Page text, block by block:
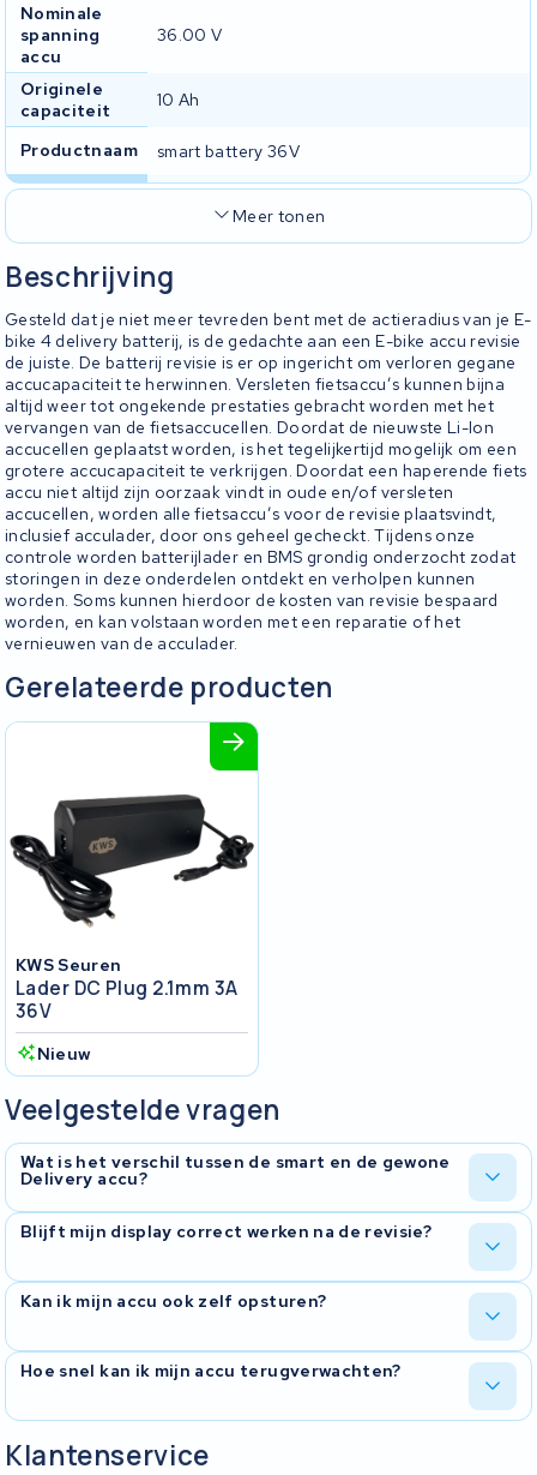
Beschrijving
Gesteld dat je niet meer tevreden bent met de actieradius van je E-
bike 4 delivery batterij, is de gedachte aan een E-bike accu revisie
de juiste. De batterij revisie is er op ingericht om verloren gegane
accucapaciteit te herwinnen. Versleten fietsaccu’s kunnen bijna
altijd weer tot ongekende prestaties gebracht worden met het
vervangen van de fietsaccucellen. Doordat de nieuwste Li-Ion
accucellen geplaatst worden, is het tegelijkertijd mogelijk om een
grotere accucapaciteit te verkrijgen. Doordat een haperende fiets
accu niet altijd zijn oorzaak vindt in oude en/of versleten
accucellen, worden alle fietsaccu’s voor de revisie plaatsvindt,
inclusief acculader, door ons geheel gecheckt. Tijdens onze
controle worden batterijlader en BMS grondig onderzocht zodat
storingen in deze onderdelen ontdekt en verholpen kunnen
worden. Soms kunnen hierdoor de kosten van revisie bespaard
worden, en kan volstaan worden met een reparatie of het
vernieuwen van de acculader.
Nominale
spanning
accu
36.00 V
Originele
capaciteit
10 Ah
Productnaam smart battery 36V
Meer tonen
Gerelateerde producten
KWS Seuren
Lader DC Plug 2.1mm 3A
36V
Nieuw
Veelgestelde vragen
Wat is het verschil tussen de smart en de gewone
Delivery accu?
De smart-variant heeft een uitgebreider
batterijmanagementsysteem dat gedetailleerde informatie deelt
met je fietsdisplay. Je ziet meer over restcapaciteit en celstatus.
De gewone variant heeft een eenvoudiger BMS met basisfuncties.
Blijft mijn display correct werken na de revisie?
Ja. We vervangen alleen de cellen en behouden het originele
communicatie met je display volledig intact na de revisie.
Kan ik mijn accu ook zelf opsturen?
Zeker. In België is het ophalen en terugbrengen gratis, maar als je
liever zelf verstuurt kan dat ook. Neem contact met ons op voor
de verzendgegevens en verpakkingsinstructies.
Hoe snel kan ik mijn accu terugverwachten?
doorlooptijd hangt af van de drukte, maar je kunt de voortgang
Klantenservice